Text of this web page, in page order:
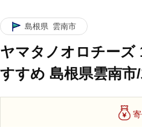
島根県 雲南市
ヤマタノオロチーズ
すすめ 島根県雲南